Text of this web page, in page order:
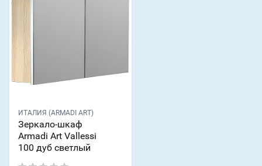
ИТАЛИЯ (ARMADI ART)
Зеркало-шкаф
Armadi Art Vallessi
100 дуб светлый